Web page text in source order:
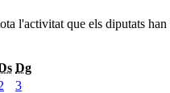
l'activitat que els diputats han
Dg
3